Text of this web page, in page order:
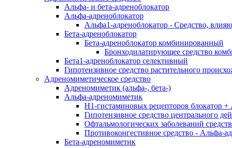
Альфа- и бета-адреноблокатор
Альфа-адреноблокатор
Альфа1-адреноблокатор - Средство,
Бета-адреноблокатор
Бета-адреноблокатор комбинированный
Бронходилатирующее средство
Бета1-адреноблокатор селективный
Гипотензивное средство растительного
Адреномиметическое средство
Адреномиметик (альфа-, бета-)
Альфа-адреномиметик
H1-гистаминовых рецепторов блокатор
Гипотензивное средство центрального
Офтальмологических заболеваний
Противоконгестивное средство - Альфа-
Бета-адреномиметик